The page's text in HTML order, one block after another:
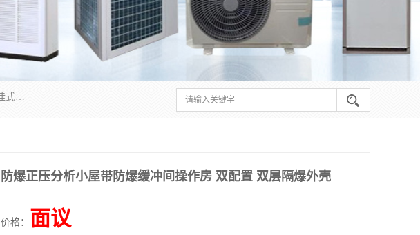
防爆正压分析小屋；不锈钢、碳钢材质防爆正压通风柜，分上下、左右、外挂三种款式；立式、挂式防爆配电柜体；不锈钢、碳钢防爆变频、磁力、星三角启动器；不锈钢、碳钢、铸铝防爆控制箱柜；可操作按键、多块式防爆仪表箱；多材质防爆接线箱；台式防爆电脑、防爆监视器。产品适配石油、化工、煤炭、电力、纺织、酿酒、航天、铁路、冶金、船舶、消防、市政等多行业工况使用。
防爆正压分析小屋带防爆缓冲间操作房 双配置 双层隔爆外壳
价格： 面议